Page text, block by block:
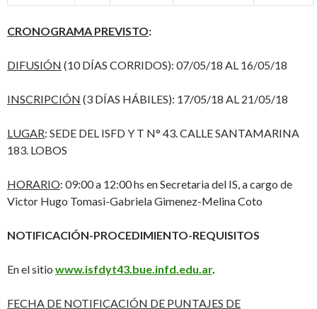
CRONOGRAMA PREVISTO:
DIFUSIÓN (10 DÍAS CORRIDOS): 07/05/18 AL 16/05/18
INSCRIPCIÓN (3 DÍAS HÁBILES): 17/05/18 AL 21/05/18
LUGAR: SEDE DEL ISFD Y T N° 43. CALLE SANTAMARINA
183. LOBOS
HORARIO: 09:00 a 12:00 hs en Secretaria del IS, a cargo de
Victor Hugo Tomasi-Gabriela Gimenez-Melina Coto
NOTIFICACIÓN-PROCEDIMIENTO-REQUISITOS
En el sitio www.isfdyt43.bue.infd.edu.ar.
FECHA DE NOTIFICACIÓN DE PUNTAJES DE